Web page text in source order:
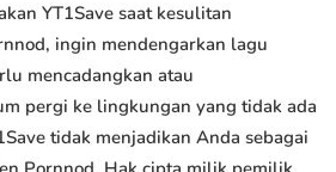
YT1Save saat kesulitan
ingin mendengarkan lagu
mencadangkan atau
pergi ke lingkungan yang tidak ada
tidak menjadikan Anda sebagai